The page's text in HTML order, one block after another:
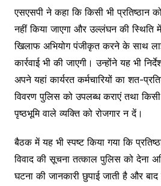
एसएसपी ने कहा कि किसी भी प्रतिष्ठान
नहीं किया जाएगा और उल्लंघन की
खिलाफ अभियोग पंजीकृत करने के साथ
कार्रवाई भी की जाएगी। उन्होंने यह भी
अपने यहां कार्यरत कर्मचारियों का शत-
विवरण पुलिस को उपलब्ध कराएं तथा
पृष्ठभूमि वाले व्यक्ति को रोजगार न दें।
बैठक में यह भी स्पष्ट किया गया कि
विवाद की सूचना तत्काल पुलिस को देना
घटना की जानकारी छुपाई जाती है और